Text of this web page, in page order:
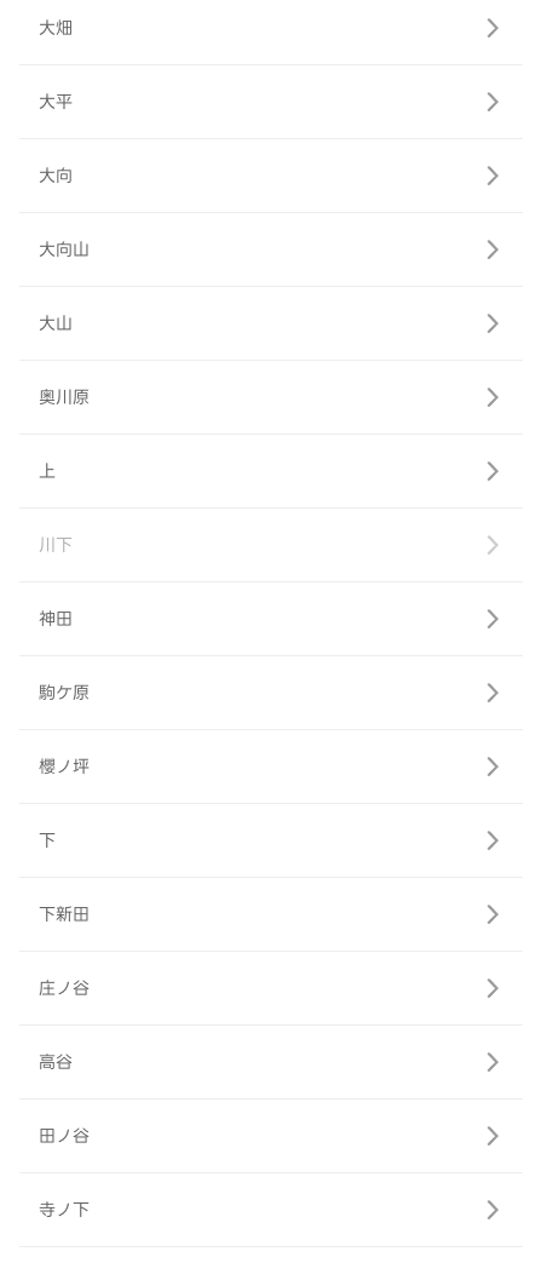
大畑
大平
大向
大向山
大山
奥川原
上
川下
神田
駒ケ原
櫻ノ坪
下
下新田
庄ノ谷
高谷
田ノ谷
寺ノ下